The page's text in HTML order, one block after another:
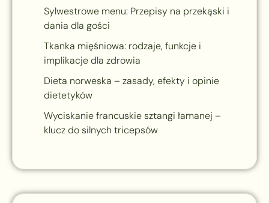
Sylwestrowe menu: Przepisy na przekąski i
dania dla gości
Tkanka mięśniowa: rodzaje, funkcje i
implikacje dla zdrowia
Dieta norweska – zasady, efekty i opinie
dietetyków
Wyciskanie francuskie sztangi łamanej –
klucz do silnych tricepsów